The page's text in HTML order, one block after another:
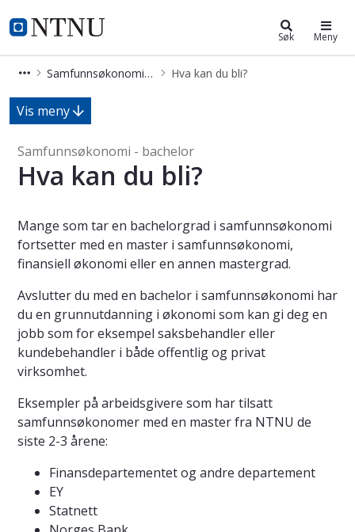
NTNU Hjemmeside
Samfunnsøkonomi - bachelor
Søk Meny
Samfunnsøkonomi - bachelor Hva kan du bli?
Hva kan du bli? -
Vis meny
Samfunnsøkonomi - bachelor
Hva kan du bli?
Mange som tar en bachelorgrad i samfunnsøkonomi
fortsetter med en master i samfunnsøkonomi,
finansiell økonomi eller en annen mastergrad.
Avslutter du med en bachelor i samfunnsøkonomi har
du en grunnutdanning i økonomi som kan gi deg en
jobb som for eksempel saksbehandler eller
kundebehandler i både offentlig og privat
virksomhet.
Eksempler på arbeidsgivere som har tilsatt
samfunnsøkonomer med en master fra NTNU de
siste 2-3 årene:
Finansdepartementet og andre departement
EY
Statnett